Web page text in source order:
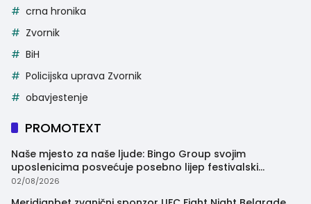
crna hronika
Zvornik
BiH
Policijska uprava Zvornik
obavjestenje
PROMOTEXT
Naše mjesto za naše ljude: Bingo Group svojim
uposlenicima posvećuje posebno lijep festivalski
trenutak
02/08/2026